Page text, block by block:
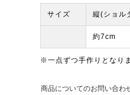
サイズ 縦(ショル
約7cm
※一点ずつ手作りとなり
商品についてのお問い合わ